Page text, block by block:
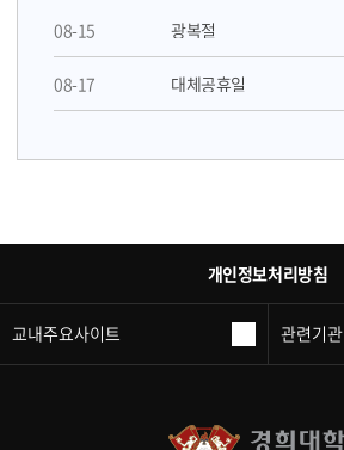
08-15 광복절
08-17 대체공휴일
개인정보처리방침
교내주요사이트 관련기관